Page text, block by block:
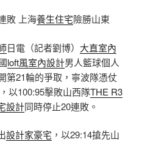
敗 上海養生住宅險勝山東
日電（記者劉博） 大直室內
loft風室內設計男人籃球個人
第21輪的爭取，寧波隊憑仗
以100:95擊敗山西隊THE R3
設計同時停止20連敗。
設計家豪宅 ，以29:14搶先山